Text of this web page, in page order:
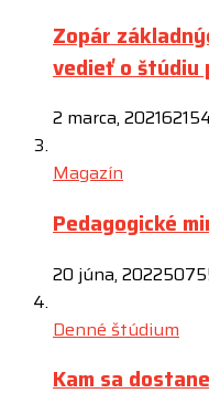
Zopár
vedieť o štúdiu
2 marca, 2021
Magazín
Pedagogické
20 júna, 2022
Denné štúdium
Kam sa